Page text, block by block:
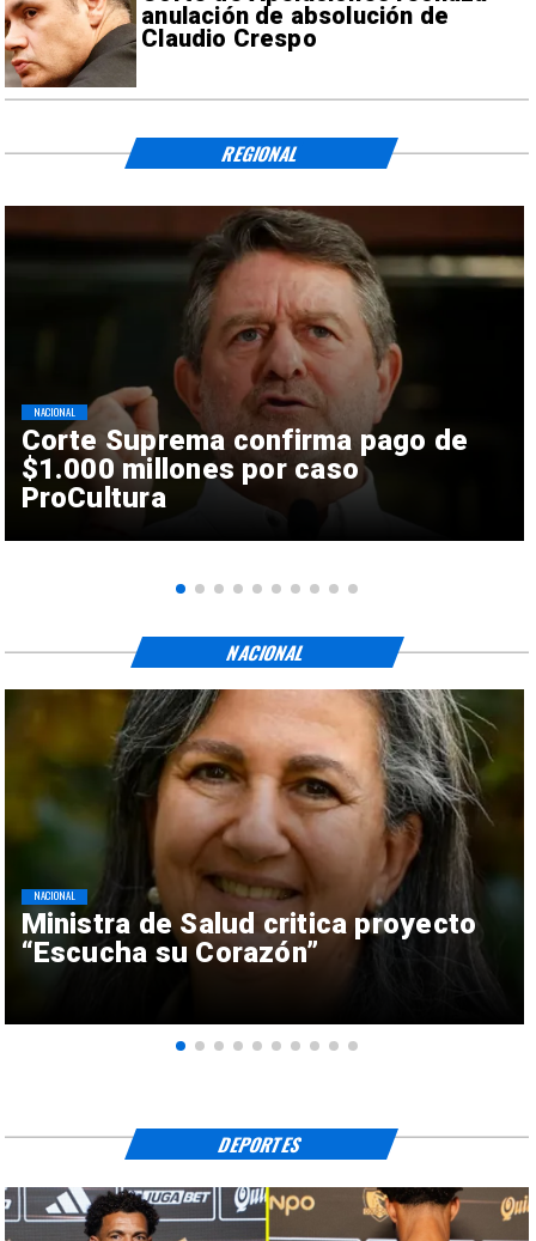
anulación de absolución de
Claudio Crespo
Corte Suprema confirma pago de
$1.000 millones por caso
ProCultura
NACIONAL
REGIONAL
Ministra de Salud critica proyecto
“Escucha su Corazón”
NACIONAL
NACIONAL
DEPORTES